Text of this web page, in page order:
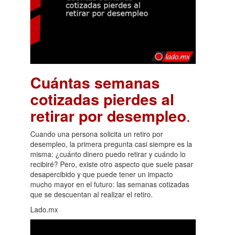
Cuántas semanas
cotizadas pierdes al
retirar por desempleo.
Cuando una persona solicita un retiro por
desempleo, la primera pregunta casi siempre es la
misma: ¿cuánto dinero puedo retirar y cuándo lo
recibiré? Pero, existe otro aspecto que suele pasar
desapercibido y que puede tener un impacto
mucho mayor en el futuro: las semanas cotizadas
que se descuentan al realizar el retiro.
Lado.mx